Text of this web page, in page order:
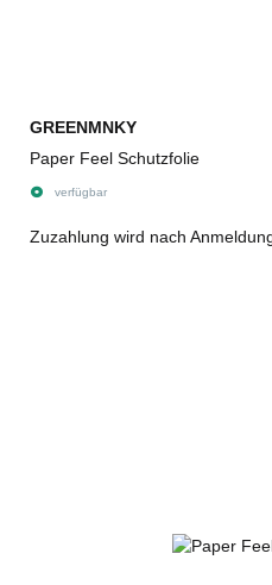
GREENMNKY
Paper Feel Schutzfolie
verfügbar
Zuzahlung wird nach